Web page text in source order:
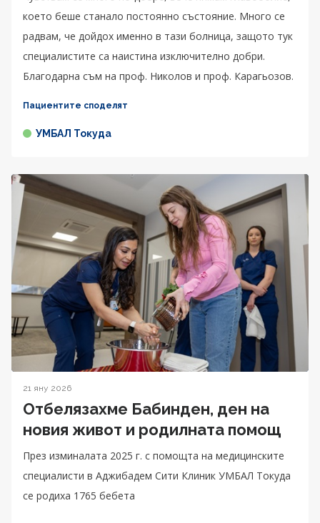
което беше станало постоянно състояние. Много се
радвам, че дойдох именно в тази болница, защото тук
специалистите са наистина изключително добри.
Благодарна съм на проф. Николов и проф. Карагьозов.
Пациентите споделят
УМБАЛ Токуда
21 яну 2026
Отбелязахме Бабинден, ден на
новия живот и родилната помощ
През изминалата 2025 г. с помощта на медицинските
специалисти в Аджибадем Сити Клиник УМБАЛ Токуда
се родиха 1765 бебета